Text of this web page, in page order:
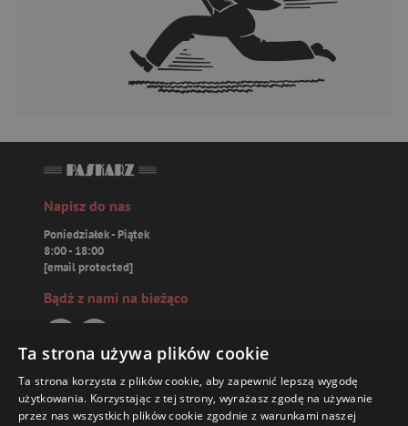
Napisz do nas
Poniedziałek - Piątek
8:00 - 18:00
[email protected]
Bądź z nami na bieżąco
Paskarz.pl
Ta strona używa plików cookie
Ta strona korzysta z plików cookie, aby zapewnić lepszą wygodę
użytkowania. Korzystając z tej strony, wyrażasz zgodę na używanie
przez nas wszystkich plików cookie zgodnie z warunkami naszej